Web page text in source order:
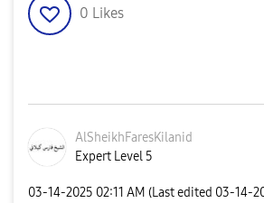
0 Likes
AlSheikhFaresKilanid
Expert Level 5
‎03-14-2025 02:11 AM (Last edited ‎03-14-